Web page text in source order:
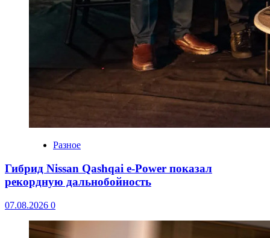
Разное
Гибрид Nissan Qashqai e-Power показал
рекордную дальнобойность
07.08.2026 0